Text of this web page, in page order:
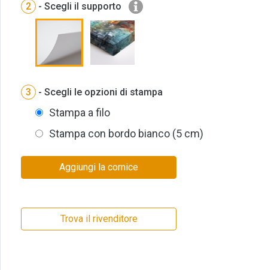
2 - Scegli il supporto
3 - Scegli le opzioni di stampa
Stampa a filo
Stampa con bordo bianco (5 cm)
Aggiungi la cornice
Trova il rivenditore